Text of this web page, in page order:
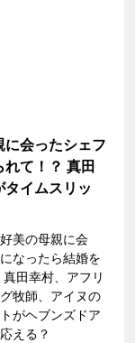
会ったシェフ
て！？ 真田
イムスリッ
美の母親に会
なったら結婚を
田幸村、アフリ
牧師、アイヌの
がヘブンズドア
える？